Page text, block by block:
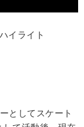
イライト
としてスケート